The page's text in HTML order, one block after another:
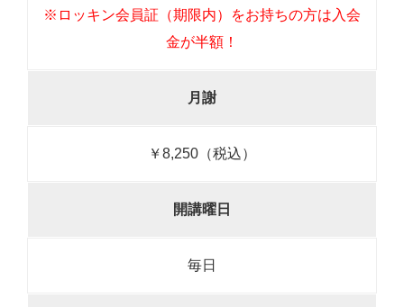
※ロッキン会員証（期限内）をお持ちの方は入会
金が半額！
月謝
￥8,250（税込）
開講曜日
毎日